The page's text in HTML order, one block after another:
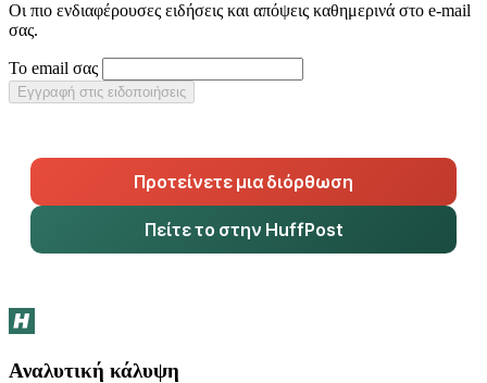
Οι πιο ενδιαφέρουσες ειδήσεις και απόψεις καθημερινά στο e-mail
σας.
Το email σας
Εγγραφή στις ειδοποιήσεις
Προτείνετε μια διόρθωση
Πείτε το στην HuffPost
Αναλυτική κάλυψη